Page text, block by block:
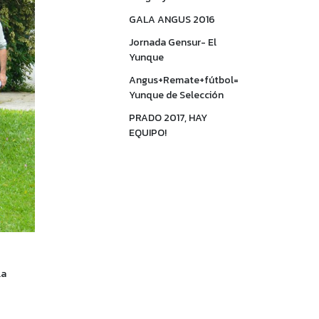
GALA ANGUS 2016
Jornada Gensur- El
Yunque
Angus+Remate+fútbol=
Yunque de Selección
PRADO 2017, HAY
EQUIPO!